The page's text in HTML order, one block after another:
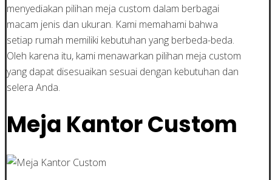
menyediakan pilihan meja custom dalam berbagai
macam jenis dan ukuran. Kami memahami bahwa
setiap rumah memiliki kebutuhan yang berbeda-beda.
Oleh karena itu, kami menawarkan pilihan meja custom
yang dapat disesuaikan sesuai dengan kebutuhan dan
selera Anda.
Meja Kantor Custom